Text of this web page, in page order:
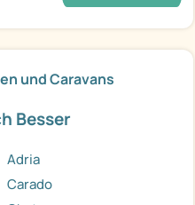
und Caravans
Besser
Adria
Carado